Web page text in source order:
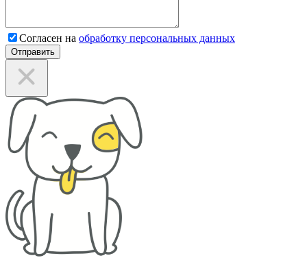
Согласен на обработку персональных данных
Отправить